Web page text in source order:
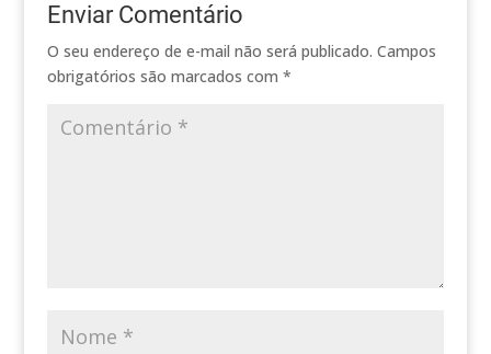
Enviar Comentário
O seu endereço de e-mail não será publicado. Campos
obrigatórios são marcados com *